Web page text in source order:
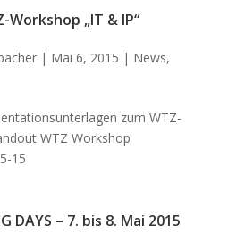
Workshop „IT & IP“
| Mai 6, 2015 | News,
zum WTZ-
WTZ Workshop
15
DAYS – 7. bis 8. Mai 2015